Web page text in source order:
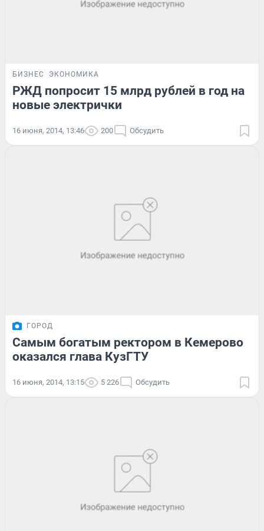
БИЗНЕС ЭКОНОМИКА
РЖД попросит 15 млрд рублей в год на
новые электрички
16 июня, 2014, 13:46 200 Обсудить
ГОРОД
Самым богатым ректором в Кемерово
оказался глава КузГТУ
16 июня, 2014, 13:15 5 226 Обсудить